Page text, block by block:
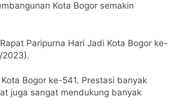
Kota Bogor semakin
Paripurna Hari Jadi Kota Bogor ke-
2023).
Bogor ke-541. Prestasi banyak
juga sangat mendukung banyak